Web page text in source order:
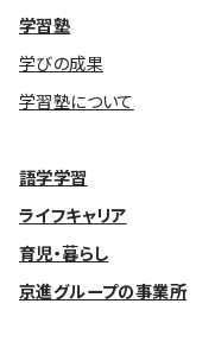
学習塾
学びの成果
学習塾について
語学学習
ライフキャリア
育児・暮らし
京進グループの事業所